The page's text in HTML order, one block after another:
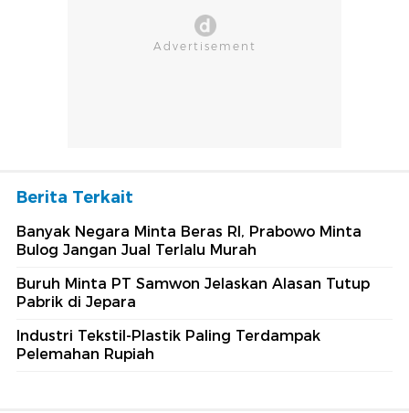
Berita Terkait
Banyak Negara Minta Beras RI, Prabowo Minta
Bulog Jangan Jual Terlalu Murah
Buruh Minta PT Samwon Jelaskan Alasan Tutup
Pabrik di Jepara
Industri Tekstil-Plastik Paling Terdampak
Pelemahan Rupiah